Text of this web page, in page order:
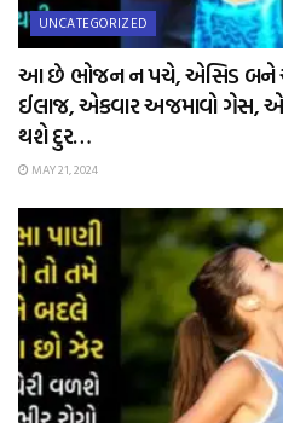
UNCATEGORIZED
આ છે ભોજન ન પચે, એસિડ બને
ઈલાજ, એકવાર અજમાવો ગેસ,
થશે દુર…
MAY 21, 2024